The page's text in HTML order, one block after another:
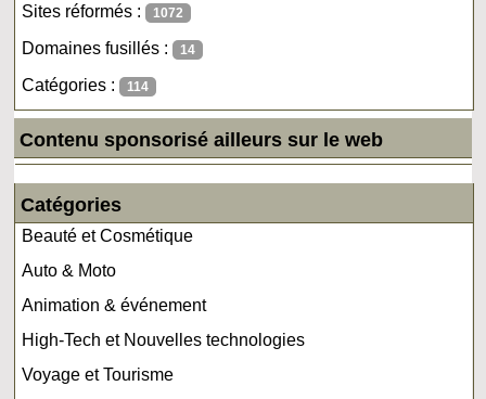
Sites réformés : 1072
Domaines fusillés : 14
Catégories : 114
Contenu sponsorisé ailleurs sur le web
Catégories
Beauté et Cosmétique
Auto & Moto
Animation & événement
High-Tech et Nouvelles technologies
Voyage et Tourisme